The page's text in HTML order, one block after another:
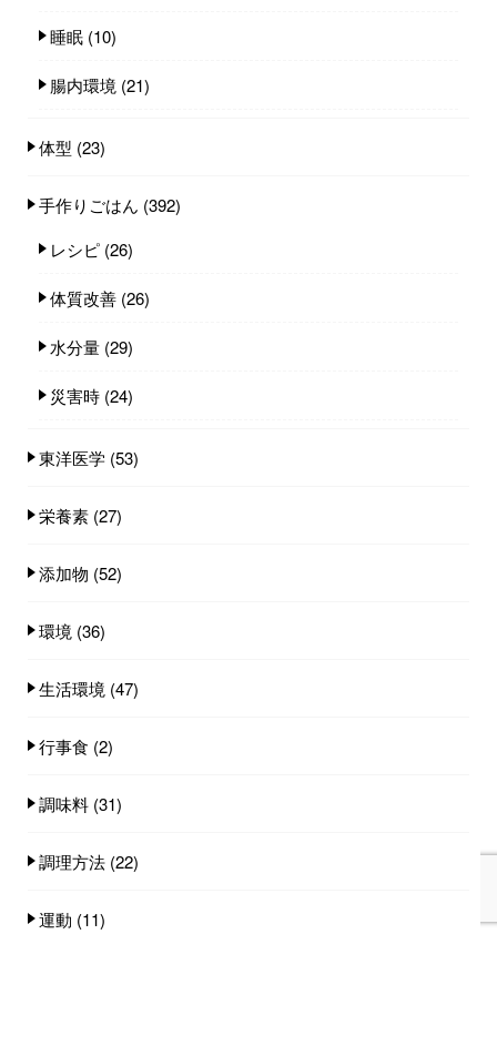
睡眠 (10)
腸内環境 (21)
体型 (23)
手作りごはん (392)
レシピ (26)
体質改善 (26)
水分量 (29)
災害時 (24)
東洋医学 (53)
栄養素 (27)
添加物 (52)
環境 (36)
生活環境 (47)
行事食 (2)
調味料 (31)
調理方法 (22)
運動 (11)